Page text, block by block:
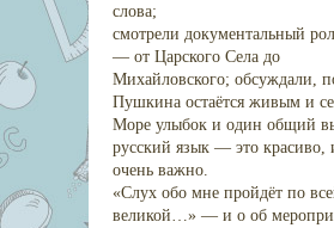
слова;
смотрели документальный
— от Царского Села до
Михайловского; обсуждали,
Пушкина остаётся живым и
Море улыбок и один общий
русский язык — это красиво,
очень важно.
«Слух обо мне пройдёт по
великой…» — и о об